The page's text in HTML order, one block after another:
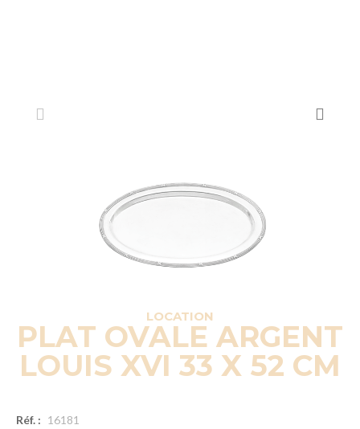
LOCATION
PLAT OVALE ARGENT
LOUIS XVI 33 X 52 CM
Réf. : 16181